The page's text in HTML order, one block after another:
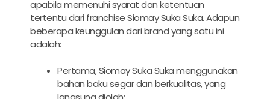
apabila memenuhi syarat dan ketentuan
tertentu dari franchise Siomay Suka Suka. Adapun
beberapa keunggulan dari brand yang satu ini
adalah:
Pertama, Siomay Suka Suka menggunakan
bahan baku segar dan berkualitas, yang